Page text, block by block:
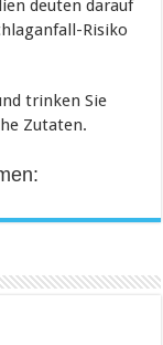
deuten darauf
Risiko
trinken Sie
Zutaten.